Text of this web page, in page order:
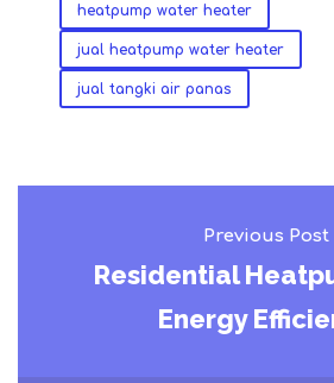
heatpump water heater
jual heatpump water heater
jual tangki air panas
Previous Post
Residential
Energy